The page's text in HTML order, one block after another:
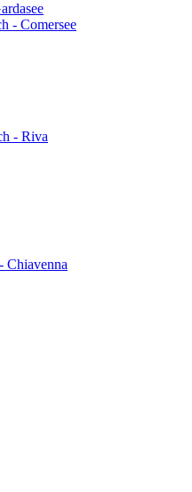
- Comersee
- Riva
Chiavenna